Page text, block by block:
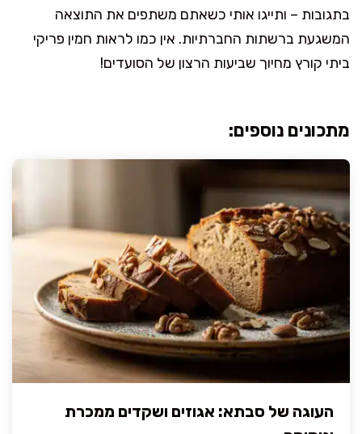
בתגובות – ותייגו אותי כשאתם משתפים את התוצאה
המשגעת ברשתות החברתיות. אין כמו לראות חמין פריקי
ביתי קורץ מחיוך שביעות הרצון של הסועדים!
מתכונים נוספים:
העוגה של סבתא: אגוזים ושקדים ממכרת